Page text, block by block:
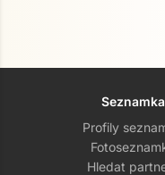
Seznamka
Profily
Hledat